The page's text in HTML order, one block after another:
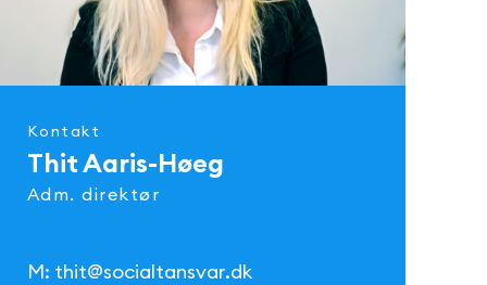
Kontakt
Thit Aaris-Høeg
Adm. direktør
M: thit@socialtansvar.dk